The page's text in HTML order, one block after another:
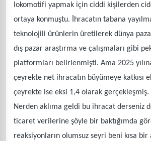
lokomotifi yapmak için ciddi kişilerden
ortaya konmuştu. İhracatın tabana
teknolojili ürünlerin üretilerek dünya
dış pazar araştırma ve çalışmaları gibi
platformları belirlenmişti. Ama 2025
çeyrekte net ihracatın büyümeye katkısı
çeyrekte ise eksi 1,4 olarak gerçekleşmiş.
Nerden aklıma geldi bu ihracat derseniz
ticaret verilerine şöyle bir baktığımda
reaksiyonların olumsuz seyri beni kısa